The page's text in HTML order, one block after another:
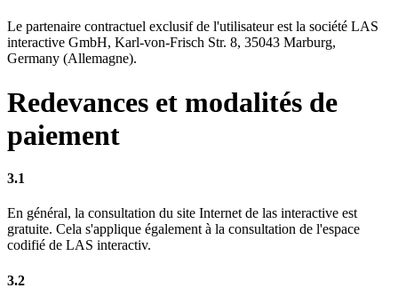
Le partenaire contractuel exclusif de l'utilisateur est la société LAS
interactive GmbH, Karl-von-Frisch Str. 8, 35043 Marburg,
Germany (Allemagne).
Redevances et modalités de
paiement
3.1
En général, la consultation du site Internet de las interactive est
gratuite. Cela s'applique également à la consultation de l'espace
codifié de LAS interactiv.
3.2